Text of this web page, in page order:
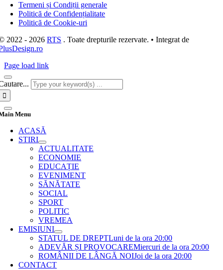
Termeni și Condiții generale
Politică de Confidențialitate
Politică de Cookie-uri
2022 - 2026RTS . Toate drepturile rezervate. • Integrat de
Page load link
Menu
ACASĂ
STIRI
ACTUALITATE
ECONOMIE
EDUCAȚIE
EVENIMENT
SĂNĂTATE
SOCIAL
SPORT
POLITIC
VREMEA
EMISIUNI
STATUL DE DREPTLuni de la ora 20:00
ADEVĂR ȘI PROVOCAREMiercuri de la ora 20:00
ROMÂNII DE LÂNGĂ NOIJoi de la ora 20:00
CONTACT